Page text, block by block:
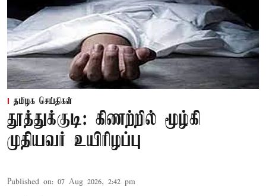
தமிழக செய்திகள்
தூத்துக்குடி: கிணற்றில் மூழ்கி
முதியவர் உயிரிழப்பு
Published on: 07 Aug 2026, 2:42 pm